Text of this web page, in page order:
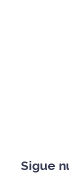
Sigue